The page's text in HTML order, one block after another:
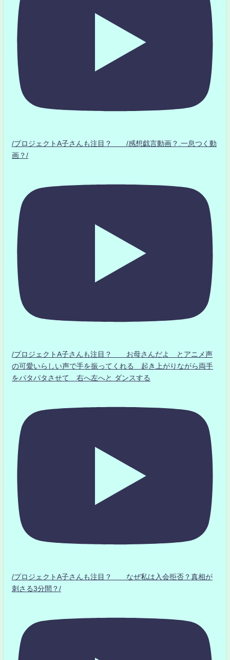
/プロジェクトA子さんも注目？ /感想戯言動画？.一息つく動
画？/
/プロジェクトA子さんも注目？ お母さんだよ とアニメ声
の可愛いらしい声で手を振ってくれる 起き上がりながら両手
をパタパタさせて 右へ左へと ダンスする
/プロジェクトA子さんも注目？ なぜ私は入会拒否？真相が
刺さる3分間？/